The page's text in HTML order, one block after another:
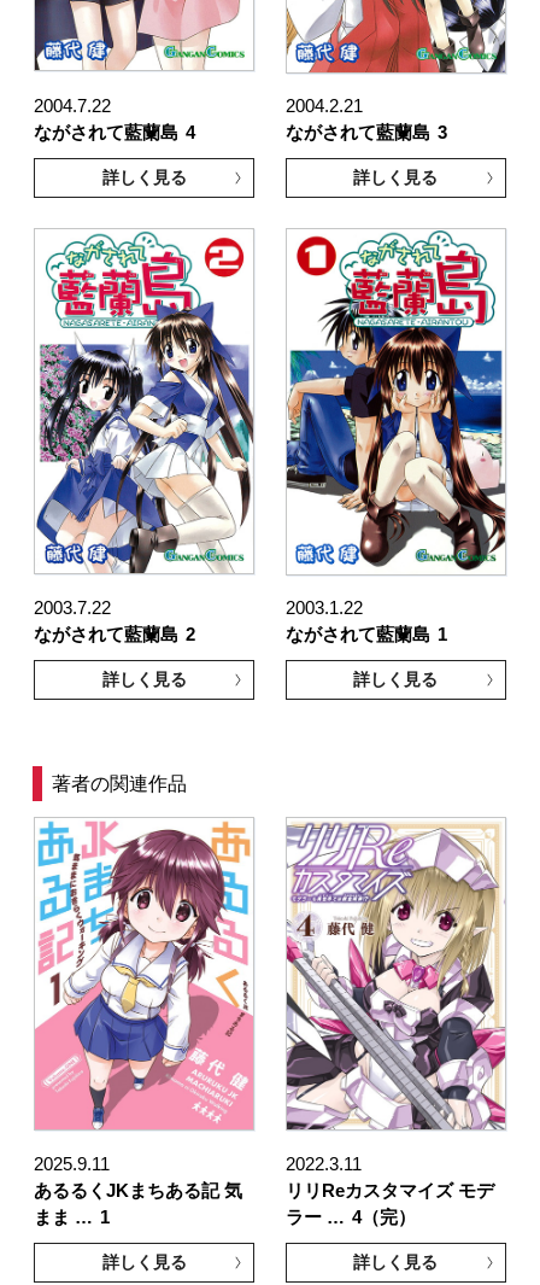
2004.7.22
ながされて藍蘭島 4
詳しく見る
2004.2.21
ながされて藍蘭島 3
詳しく見る
2003.7.22
ながされて藍蘭島 2
詳しく見る
2003.1.22
ながされて藍蘭島 1
詳しく見る
著者の関連作品
2025.9.11
あるるくJKまちある記 気
まま … 1
詳しく見る
2022.3.11
リリReカスタマイズ モデ
ラー … 4（完）
詳しく見る